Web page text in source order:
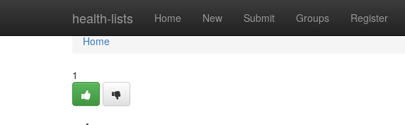
health-lists Home New Submit Groups Register
Home
Home
1